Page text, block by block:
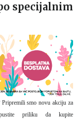
specijalnim
smo novu akciju za
priliku da kupite